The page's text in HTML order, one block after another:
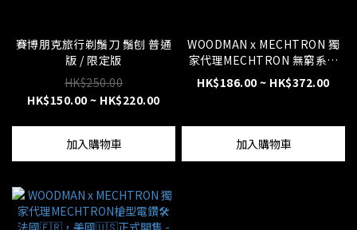
賽博朋克旅行剃鬚刀 鬚刨 普通
版 / 限定版
HK$250.00
HK$150.00 ~ HK$220.00
加入購物車
WOODMAN x MECHTRON 獨
家代理MECHTRON 無窮系列
(暴力風槍 小風扇 氣泵 手電筒)
(香港區) (需預訂)
HK$186.00 ~ HK$372.00
加入購物車